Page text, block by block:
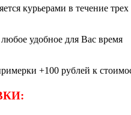
курьерами в течение трех
удобное для Вас время
+100 рублей к